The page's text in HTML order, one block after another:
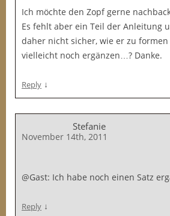
Ich möchte den Zopf gerne
Es fehlt aber ein Teil der Anleitung
daher nicht sicher, wie er zu
vielleicht noch ergänzen…? Danke.
Reply ↓
Stefanie
November 14th, 2011
@Gast: Ich habe noch einen Satz
Reply ↓